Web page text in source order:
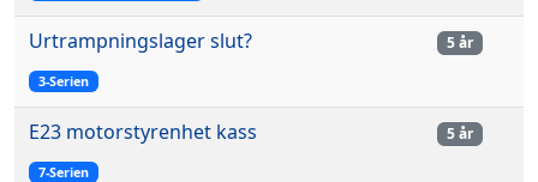
Urtrampningslager slut?
3-Serien
5 år
E23 motorstyrenhet kass
7-Serien
5 år